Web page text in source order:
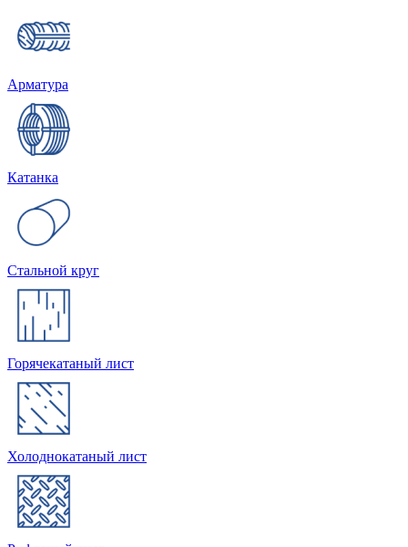
Арматура
Катанка
Стальной круг
Горячекатаный лист
Холоднокатаный лист